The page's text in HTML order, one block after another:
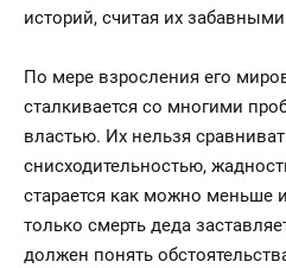
историй, считая их
По мере взросления его
сталкивается со многими
властью. Их нельзя
снисходительностью,
старается как можно меньше
только смерть деда
должен понять